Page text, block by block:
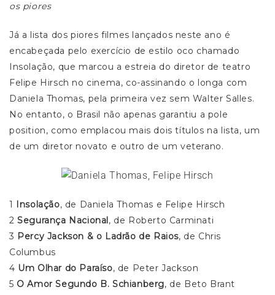
os piores
Já a lista dos piores filmes lançados neste ano é
encabeçada pelo exercício de estilo oco chamado
Insolação, que marcou a estreia do diretor de teatro
Felipe Hirsch no cinema, co-assinando o longa com
Daniela Thomas, pela primeira vez sem Walter Salles.
No entanto, o Brasil não apenas garantiu a pole
position, como emplacou mais dois títulos na lista, um
de um diretor novato e outro de um veterano.
1 Insolação, de Daniela Thomas e Felipe Hirsch
2Segurança Nacional, de Roberto Carminati
3 Percy Jackson & o Ladrão de Raios, de Chris
Columbus
4 Um Olhar do Paraíso, de Peter Jackson
5 O Amor Segundo B. Schianberg, de Beto Brant